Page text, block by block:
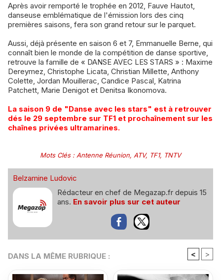
Après avoir remporté le trophée en 2012, Fauve Hautot,
danseuse emblématique de l'émission lors des cinq
premières saisons, fera son grand retour sur le parquet.
Aussi, déjà présente en saison 6 et 7, Emmanuelle Berne, qui
connaît bien le monde de la compétition de danse sportive,
retrouve la famille de « DANSE AVEC LES STARS » : Maxime
Dereymez, Christophe Licata, Christian Millette, Anthony
Colette, Jordan Mouillerac, Candice Pascal, Katrina
Patchett, Marie Denigot et Denitsa Ikonomova.
La saison 9 de "Danse avec les stars" est à retrouver
dés le 29 septembre sur TF1 et prochaînement sur les
chaînes privées ultramarines.
Mots Clés: Antenne Réunion, ATV, TF1, TNTV
Belzamine Ludovic
Rédacteur en chef de Megazap.fr depuis 15
ans. En savoir plus sur cet auteur
DANS LA MÊME RUBRIQUE : < >